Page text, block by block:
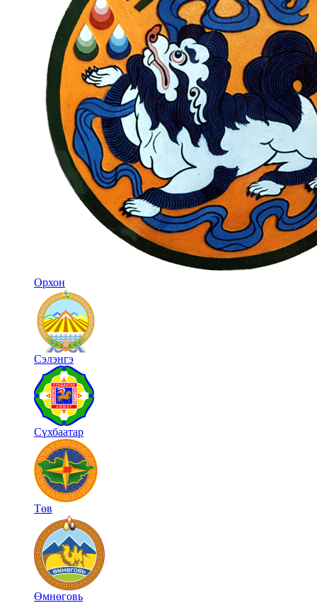
Орхон
Сэлэнгэ
Сүхбаатар
Төв
Өмнөговь